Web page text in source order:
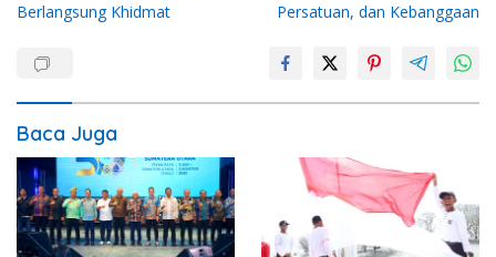
Berlangsung Khidmat
Persatuan, dan Kebanggaan
Baca Juga